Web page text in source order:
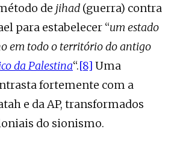
de jihad (guerra) contra
para estabelecer “um estado
em todo o território do antigo
da Palestina“.[8] Uma
fortemente com a
e da AP, transformados
do sionismo.